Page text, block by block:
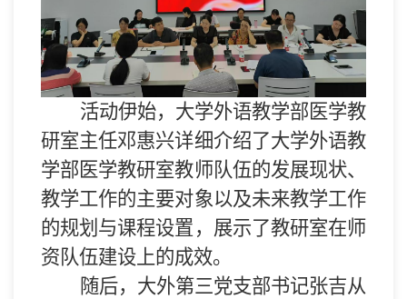
活动伊始， 大学外语教学部医学教
研室主任邓惠兴详细介绍了大学外语教
学部医学教研室教师队伍的发展现状、
教学工作的主要对象以及未来教学工作
的规划与课程设置 ， 展示了教研室在师
资队伍建设上的成效。
随后， 大外第三党支部书记张吉从